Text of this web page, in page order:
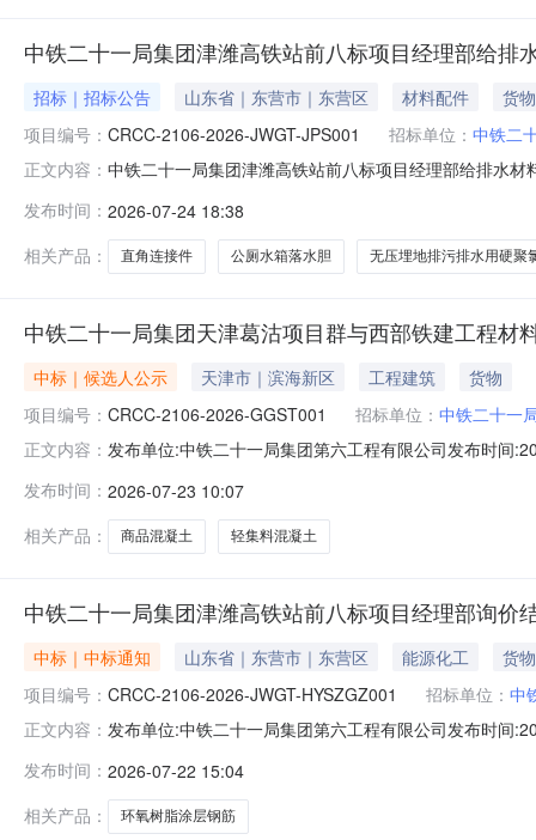
中铁二十一局集团津潍高铁站前八标项目经理部给排
招标｜招标公告 山东省｜东营市｜东营区 材料配件
货物
项目编号： CRCC-2106-2026-JWGT-JPS001 招标单位： 中铁二
正文内容： 中铁二十一局集团津潍高铁站前八标项目经理部给排水
诚邀有意向的合格供应商参与。1.询价时间自2026年7
发布时间： 2026-07-24 18:38
相关产品：
直角连接件 公厕水箱落水胆 无压埋地排污排水用硬聚
中铁二十一局集团天津葛沽项目群与西部铁建工程
中标｜候选人公示 天津市｜滨海新区 工程建筑
货物
项目编号： CRCC-2106-2026-GGST001 招标单位： 中铁二十一
正文内容： 发布单位:中铁二十一局集团第六工程有限公司发布时间
2026-GGST001）已于2026年7月20日10时00分，在铁
发布时间： 2026-07-23 10:07
相关产品：
商品混凝土 轻集料混凝土
中铁二十一局集团津潍高铁站前八标项目经理部询价
中标｜中标通知 山东省｜东营市｜东营区 能源化工
货物
项目编号： CRCC-2106-2026-JWGT-HYSZGZ001 招标单位： 中
正文内容： 发布单位:中铁二十一局集团第六工程有限公司发布时间
JWGT-HYSZGZ001），现将询价结果公示如下：一、
发布时间： 2026-07-22 15:04
相关产品：
环氧树脂涂层钢筋